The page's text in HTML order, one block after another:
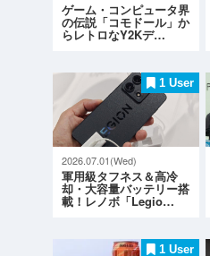
ゲーム・コンピュータ界
の伝説「コモドール」か
らレトロなY2Kデ…
1 User
2026.07.01(Wed)
軍用級タフネス＆高冷
却・大容量バッテリー搭
載！レノボ「Legio…
1 User